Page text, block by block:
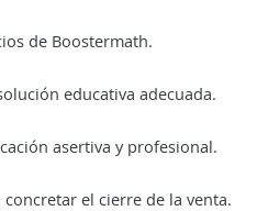
de Boostermath.
educativa adecuada.
asertiva y profesional.
el cierre de la venta.